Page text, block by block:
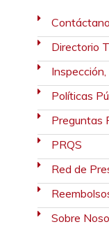
Directorio
Políticas
Preguntas
PRQS
Red de
Sobre